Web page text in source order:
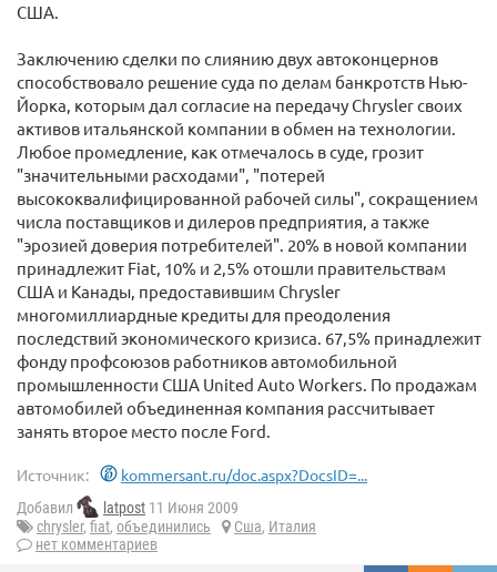
США.
Заключению сделки по слиянию двух автоконцернов
способствовало решение суда по делам банкротств Нью-
Йорка, которым дал согласие на передачу Chrysler своих
активов итальянской компании в обмен на технологии.
Любое промедление, как отмечалось в суде, грозит
"значительными расходами", "потерей
высококвалифицированной рабочей силы", сокращением
числа поставщиков и дилеров предприятия, а также
"эрозией доверия потребителей". 20% в новой компании
принадлежит Fiat, 10% и 2,5% отошли правительствам
США и Канады, предоставившим Chrysler
многомиллиардные кредиты для преодоления
последствий экономического кризиса. 67,5% принадлежит
фонду профсоюзов работников автомобильной
промышленности США United Auto Workers. По продажам
автомобилей объединенная компания рассчитывает
занять второе место после Ford.
Источник: kommersant.ru/doc.aspx?DocsID=...
Добавил latpost 11 Июня 2009
chrysler, fiat, объединились Сша, Италия
нет комментариев